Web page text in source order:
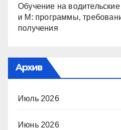
Обучение на
и M: программы,
получения
Архив
Июль 2026
Июнь 2026